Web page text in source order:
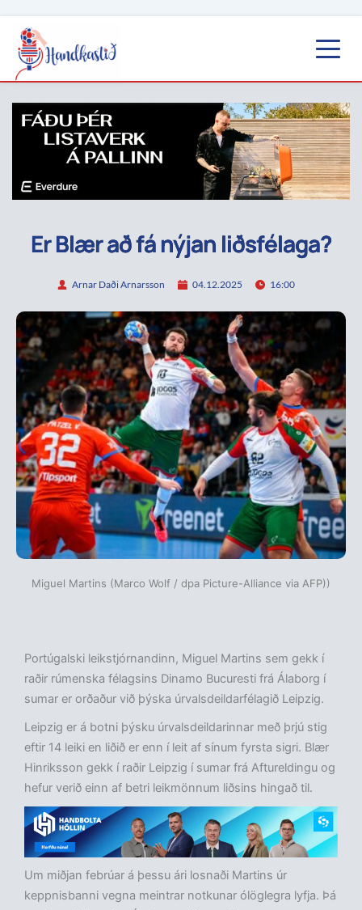
Er Blær að fá nýjan liðsfélaga?
Arnar Daði Arnarsson 04.12.2025 16:00
Miguel Martins (Marco Wolf / dpa Picture-Alliance via AFP))
Portúgalski leikstjórnandinn, Miguel Martins sem gekk í
raðir rúmenska félagsins Dinamo Bucuresti frá Álaborg í
sumar er orðaður við þýska úrvalsdeildarfélagið Leipzig.
Leipzig er á botni þýsku úrvalsdeildarinnar með þrjú stig
eftir 14 leiki en liðið er enn í leit af sínum fyrsta sigri. Blær
Hinriksson gekk í raðir Leipzig í sumar frá Aftureldingu og
hefur verið einn af betri leikmönnum liðsins hingað til.
Um miðjan febrúar á þessu ári losnaði Martins úr
keppnisbanni vegna meintrar notkunar ólöglegra lyfja. Þá